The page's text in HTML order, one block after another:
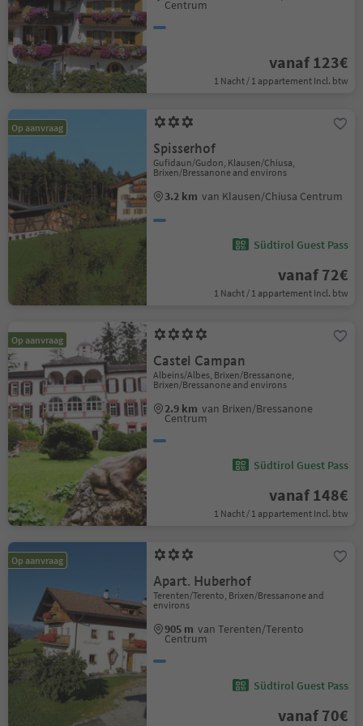
Centrum
vanaf 123€
1 Nacht / 1 appartement Incl. btw
Op aanvraag
Spisserhof
Gufidaun/Gudon, Klausen/Chiusa,
Brixen/Bressanone and environs
3.2 km van Klausen/Chiusa Centrum
Südtirol Guest Pass
vanaf 72€
1 Nacht / 1 appartement Incl. btw
Op aanvraag
Castel Campan
Albeins/Albes, Brixen/Bressanone,
Brixen/Bressanone and environs
2.9 km van Brixen/Bressanone
Centrum
Südtirol Guest Pass
vanaf 148€
1 Nacht / 1 appartement Incl. btw
Op aanvraag
Apart. Huberhof
Terenten/Terento, Brixen/Bressanone and
environs
905 m van Terenten/Terento
Centrum
Südtirol Guest Pass
vanaf 70€